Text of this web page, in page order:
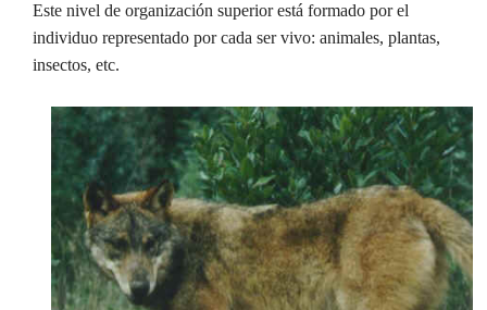
Este nivel de organización superior está formado por el
individuo representado por cada ser vivo: animales, plantas,
insectos, etc.